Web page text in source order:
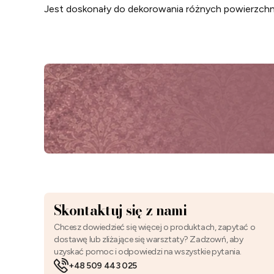
Jest doskonały do dekorowania różnych
Skontaktuj się z nami
Chcesz dowiedzieć się więcej o produktach, zapytać o
dostawę lub zliżające się warsztaty? Zadzowń, aby
uzyskać pomoc i odpowiedzi na wszystkie pytania.
+48 509 443 025